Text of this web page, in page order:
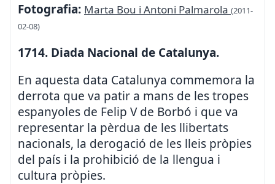
Fotografia: Marta Bou i Antoni Palmarola (2011-
02-08)
1714. Diada Nacional de Catalunya.
En aquesta data Catalunya commemora la
derrota que va patir a mans de les tropes
espanyoles de Felip V de Borbó i que va
representar la pèrdua de les llibertats
nacionals, la derogació de les lleis pròpies
del país i la prohibició de la llengua i
cultura pròpies.